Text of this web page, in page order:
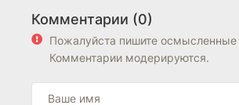
Комментарии (0)
Пожалуйста пишите
Комментарии модерируются.